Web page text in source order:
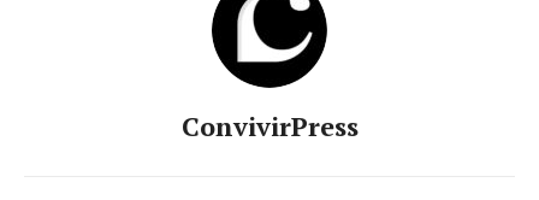
ConvivirPress